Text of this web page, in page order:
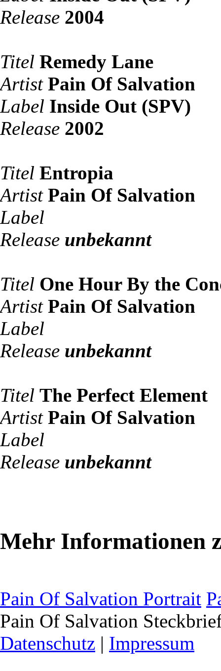
Release 2004
Titel Remedy Lane
Artist Pain Of Salvation
Label Inside Out (SPV)
Release 2002
Titel Entropia
Artist Pain Of Salvation
Label
Release unbekannt
Titel One Hour By the
Artist Pain Of Salvation
Label
Release unbekannt
Titel The Perfect Element
Artist Pain Of Salvation
Label
Release unbekannt
Mehr Informationen
Pain Of Salvation Portrait
Pain Of Salvation
Datenschutz | Impressum